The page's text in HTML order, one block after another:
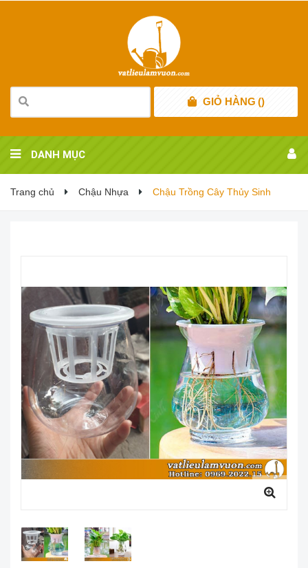
GIỎ HÀNG ()
DANH MỤC
Trang chủ Chậu Nhựa Chậu Trồng Cây Thủy Sinh